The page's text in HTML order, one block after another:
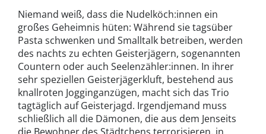
Niemand weiß, dass die Nudelköch:innen ein
großes Geheimnis hüten: Während sie tagsüber
Pasta schwenken und Smalltalk betreiben, werden
des nachts zu echten Geisterjägern, sogenannten
Countern oder auch Seelenzähler:innen. In ihrer
sehr speziellen Geisterjägerkluft, bestehend aus
knallroten Jogginganzügen, macht sich das Trio
tagtäglich auf Geisterjagd. Irgendjemand muss
schließlich all die Dämonen, die aus dem Jenseits